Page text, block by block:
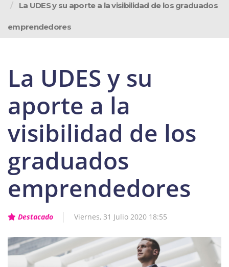
La UDES y su aporte a la visibilidad de los graduados
emprendedores
La UDES y su
aporte a la
visibilidad de los
graduados
emprendedores
Destacado Viernes, 31 Julio 2020 18:55